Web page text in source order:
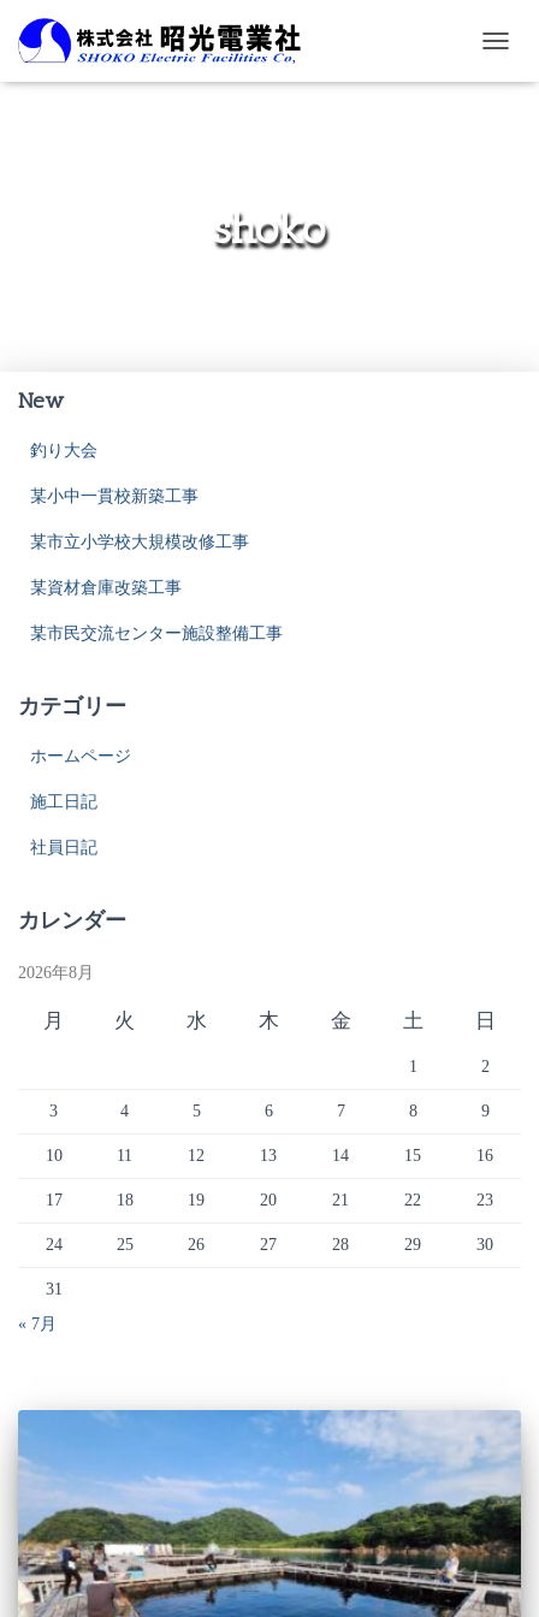
ビ
shoko
New
釣り大会
某小中一貫校新築工事
某市立小学校大規模改修工事
某資材倉庫改築工事
某市民交流センター施設整備工事
カテゴリー
ホームページ
施工日記
社員日記
カレンダー
2026年8月
月 火 水 木 金 土 日
1 2
3 4 5 6 7 8 9
10 11 12 13 14 15 16
17 18 19 20 21 22 23
24 25 26 27 28 29 30
31
« 7月